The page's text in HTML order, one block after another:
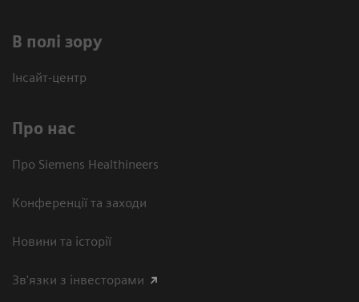
В полі зору
Інсайт-центр
Про нас
Про Siemens Healthineers
Конференції та заходи
Новини та історії
Зв'язки з інвесторами